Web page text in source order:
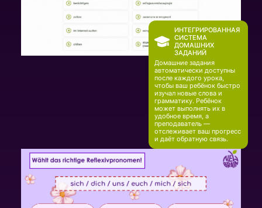
ИНТЕГРИРОВАННАЯ
СИСТЕМА
ДОМАШНИХ
ЗАДАНИЙ
Домашние задания
автоматически доступны
после каждого урока,
чтобы ваш ребёнок быстро
изучал новые слова и
грамматику. Ребёнок
может выполнять их в
удобное время, а
преподаватель —
отслеживает ваш прогресс
и даёт обратную связь.